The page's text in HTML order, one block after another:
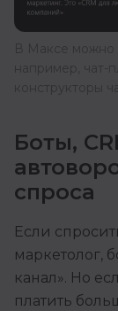
Боты,
спроса
Если
маркетолог,
канал». Но
платить